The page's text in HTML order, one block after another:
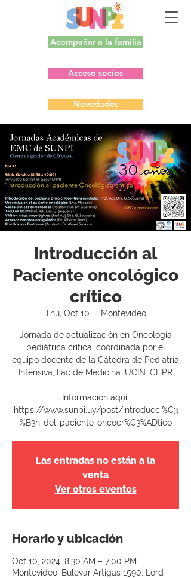
Acompañar a la familia
Acceso socios
Novedades
Introducción al
Paciente oncológico
crítico
Thu, Oct 10 Montevideo
Jornada de actualización en Oncología
pediátrica crítica, coordinada por el
equipo docente de la Cátedra de Pediatría
Intensiva, Fac de Medicina. UCIN. CHPR
Información aquí:
https://www.sunpi.uy/post/introducci%C3
%B3n-del-paciente-oncocr%C3%ADtico
Las entradas no están a la
venta
Ver otros eventos
Horario y ubicación
Oct 10, 2024, 8:30 AM – 7:00 PM
Montevideo, Bulevar Artigas 1590, Lord